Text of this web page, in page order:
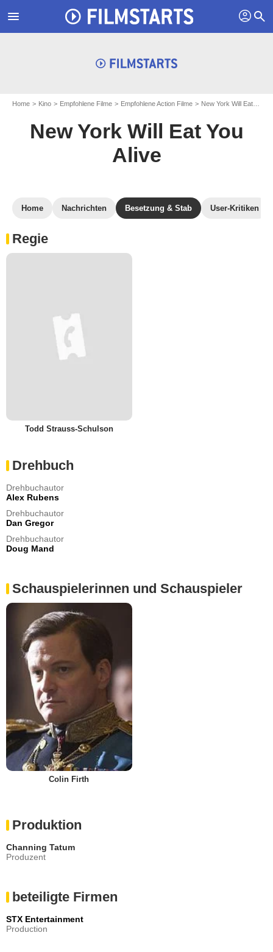
menu profil search
Home Kino Empfohlene Filme Empfohlene Action Filme New York Will Eat You Alive
New York Will Eat You
Alive
Home Nachrichten Besetzung & Stab User-Kritiken
Regie
Todd Strauss-Schulson
Drehbuch
Drehbuchautor
Alex Rubens
Drehbuchautor
Dan Gregor
Drehbuchautor
Doug Mand
Schauspielerinnen und Schauspieler
Colin Firth
Produktion
Channing Tatum
Produzent
beteiligte Firmen
STX Entertainment
Production